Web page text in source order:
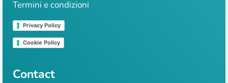
Termini e condizioni
Privacy Policy
Cookie Policy
Contact